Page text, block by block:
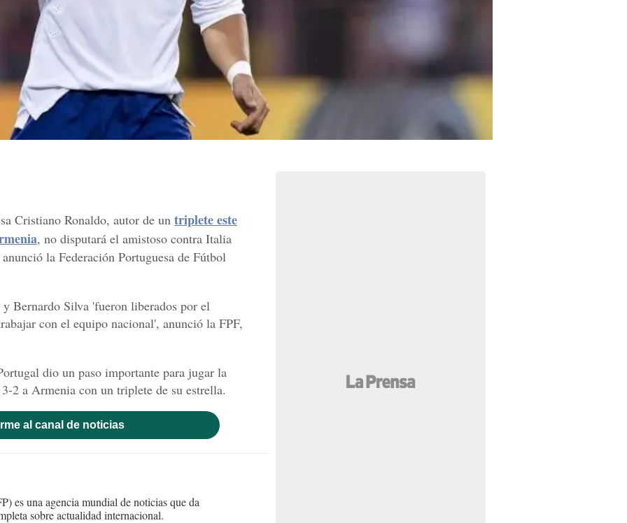
Cristiano Ronaldo, autor de un triplete este
, no disputará el amistoso contra Italia
la Federación Portuguesa de Fútbol
Bernardo Silva 'fueron liberados por el
con el equipo nacional', anunció la FPF,
dio un paso importante para jugar la
2 a Armenia con un triplete de su estrella.
al canal de noticias
es una agencia mundial de noticias que da
sobre actualidad internacional.